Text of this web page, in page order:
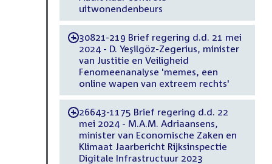
uitwonendenbeurs
-30821-219 Brief regering d.d. 21 mei
2024 - D. Yeşilgöz-Zegerius, minister
van Justitie en Veiligheid
Fenomeenanalyse 'memes, een
online wapen van extreem rechts'
-26643-1175 Brief regering d.d. 22
mei 2024 - M.A.M. Adriaansens,
minister van Economische Zaken en
Klimaat Jaarbericht Rijksinspectie
Digitale Infrastructuur 2023